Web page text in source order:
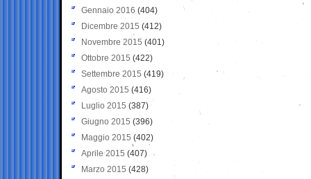
Gennaio 2016 (404)
Dicembre 2015 (412)
Novembre 2015 (401)
Ottobre 2015 (422)
Settembre 2015 (419)
Agosto 2015 (416)
Luglio 2015 (387)
Giugno 2015 (396)
Maggio 2015 (402)
Aprile 2015 (407)
Marzo 2015 (428)